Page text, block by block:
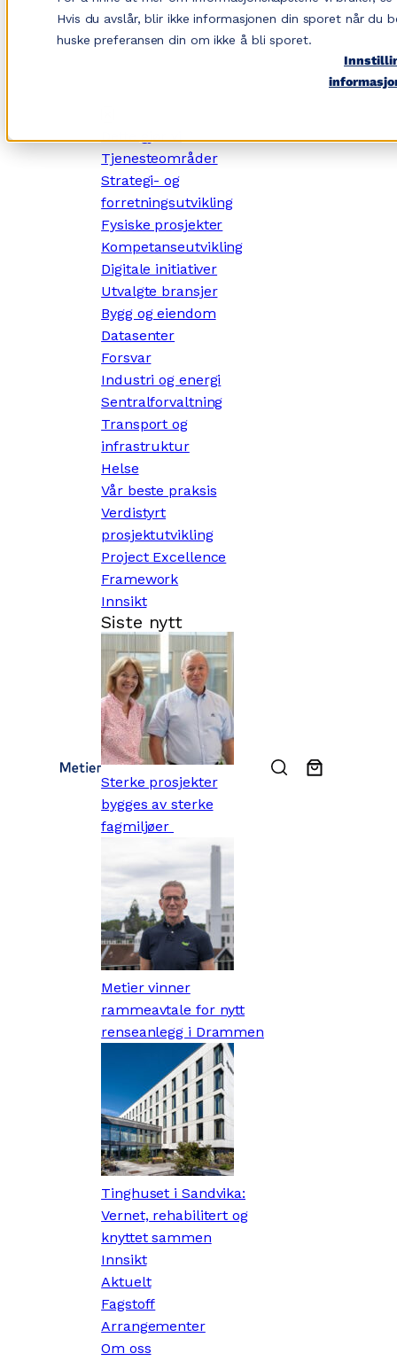
Hvis du avslår, blir ikke informasjonen din sporet når
huske preferansen din om ikke å bli sporet.
Dette gjør vi
Tjenesteområder
Strategi- og
forretningsutvikling
Fysiske prosjekter
Kompetanseutvikling
Digitale initiativer
Utvalgte bransjer
Bygg og eiendom
Datasenter
Forsvar
Industri og energi
Sentralforvaltning
Transport og
infrastruktur
Helse
Vår beste praksis
Verdistyrt
prosjektutvikling
Project Excellence
Framework
Innsikt
Siste nytt
Sterke prosjekter
bygges av sterke
fagmiljøer
Metier vinner
rammeavtale for nytt
renseanlegg i Drammen
Tinghuset i Sandvika:
Vernet, rehabilitert og
knyttet sammen
Innsikt
Aktuelt
Fagstoff
Arrangementer
Om oss